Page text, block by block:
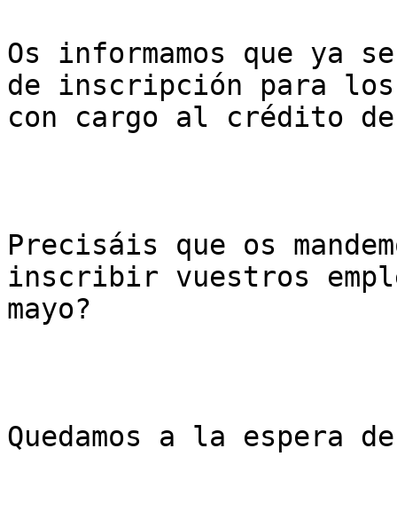
Os informamos que ya
de inscripción para los
con cargo al crédito
Precisáis que os
inscribir vuestros
mayo?
Quedamos a la espera